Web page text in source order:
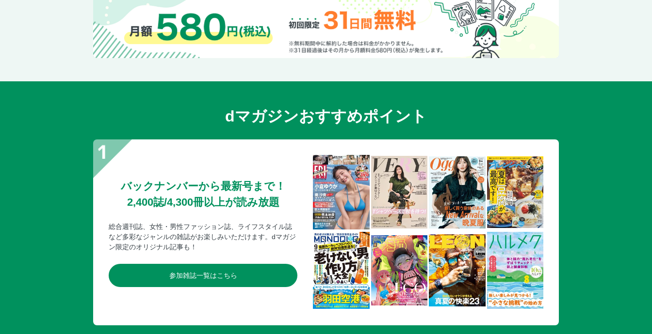
〔Ｗｅｅｋｌｙ・Ｃｉｎｅｍａ〕『爆弾』他＝平辻哲也
〔遠回りの読書〕同調圧力をかわしながら「自分の文脈」をつくっていく＝平松洋子
〔編み物ブーム〕真夏に毛糸が売れる 老舗メーカーもビックリ！ 空前の編み物ブ
ーム
〔ダイナペニア〕筋肉の量は減らないが質が悪くなり、歩く速度が遅くなる。さら
〔小山明子さん〕何があっても生きていける 小山明子さん×大島武さん×大島新さん
〔西田亮介の深層熟考〕／１６ なぜ権力に声を上げるのか ブレない生き方のスス
〔シリーズ「がん新時代」〕／１ 発生と再発の元凶 「がん幹細胞」とはなにか
〔読者から〕「ちいかわ」の奥深い魅力…
〔編集長後記〕ジェットコースターのような…
〔サンデー毎日似顔絵塾〕第２９回
dマガジンおすすめポイント
バックナンバーから最新号まで！
2,400誌/4,300冊以上が読み放題
総合週刊誌、女性・男性ファッション誌、ライフスタイル誌
など多彩なジャンルの雑誌がお楽しみいただけます。dマガジ
ン限定のオリジナル記事も！
参加雑誌一覧はこちら